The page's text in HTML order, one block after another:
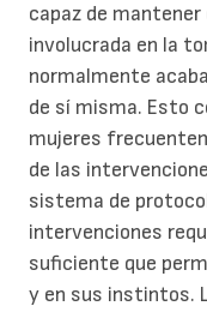
capaz de
involucrada en la
normalmente
de sí misma. Esto
mujeres
de las
sistema de
intervenciones
suficiente que
y en sus instintos.